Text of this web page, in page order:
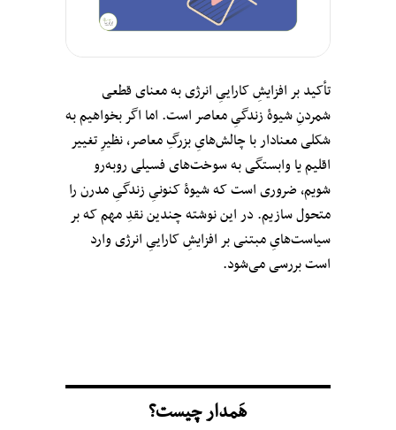
تأکید بر افزایشِ کاراییِ انرژی به معنای قطعی
شمردنِ شیوهٔ زندگیِ معاصر است. اما اگر بخواهیم به
شکلی معنادار با چالش‌هایِ بزرگِ معاصر، نظیرِ تغییر
اقلیم یا وابستگی به سوخت‌های فسیلی رو‌به‌رو
شویم، ضروری است که شیوهٔ کنونیِ زندگیِ مدرن را
متحول سازیم. در این نوشته چندین نقدِ مهم که بر
سیاست‌هایِ مبتنی بر افزایشِ کاراییِ انرژی وارد
است بررسی می‌شود.
هَمدار چیست؟